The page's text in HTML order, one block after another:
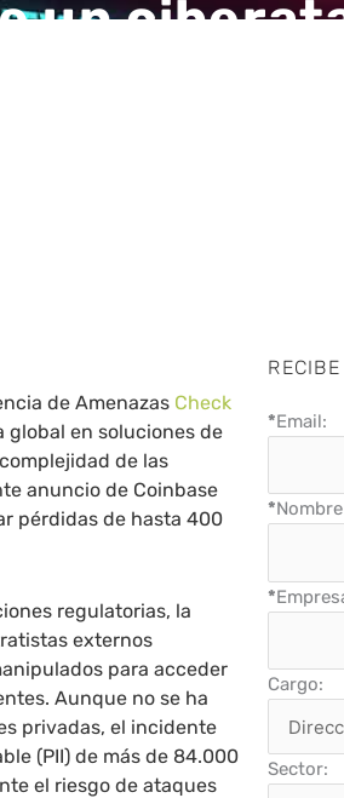
un
de Amenazas Check
global en soluciones de
de las
anuncio de Coinbase
pérdidas de hasta 400
regulatorias, la
externos
para acceder
Aunque no se ha
privadas, el incidente
(PII) de más de 84.000
el riesgo de ataques
*Email:
*
*
Cargo:
Sector: